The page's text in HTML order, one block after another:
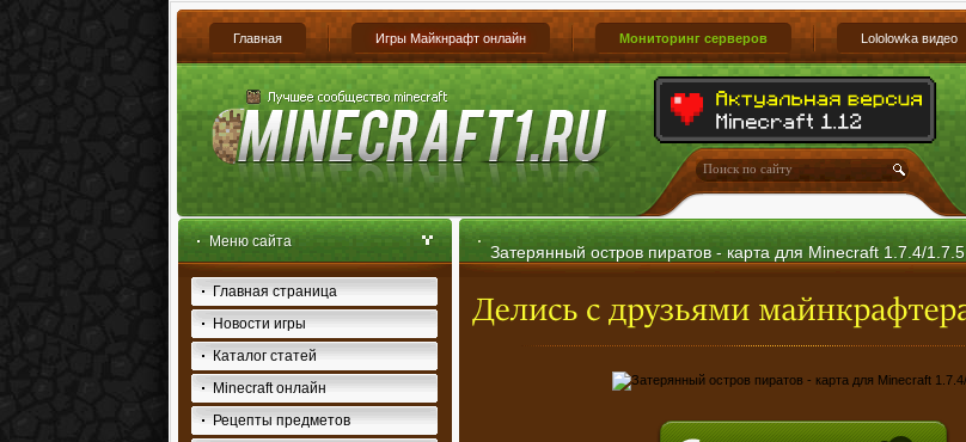
Главная Игры Майкнрафт онлайн Мониторинг серверов Lololowka видео
Меню сайта
Главная страница
Новости игры
Каталог статей
Minecraft онлайн
Рецепты предметов
Затерянный остров пиратов - карта для Minecraft 1.7.4/1.7.5